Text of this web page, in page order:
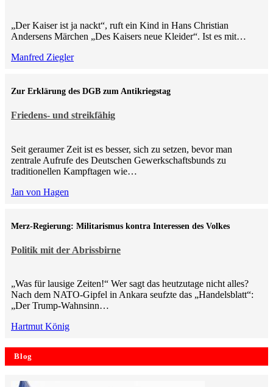
„Der Kaiser ist ja nackt“, ruft ein Kind in Hans Christian
Andersens Märchen „Des Kaisers neue Kleider“. Ist es mit…
Manfred Ziegler
Friedens- und streikfähig
Zur Erklärung des DGB zum Antikriegstag
Seit geraumer Zeit ist es besser, sich zu setzen, bevor man
zentrale Aufrufe des Deutschen Gewerkschaftsbunds zu
traditionellen Kampftagen wie…
Jan von Hagen
Politik mit der Abrissbirne
Merz-Regierung: Militarismus kontra Inte­ressen des Volkes
„Was für lausige Zeiten!“ Wer sagt das heutzutage nicht alles?
Nach dem NATO-Gipfel in Ankara seufzte das „Handelsblatt“:
„Der Trump-Wahnsinn…
Hartmut König
Blog